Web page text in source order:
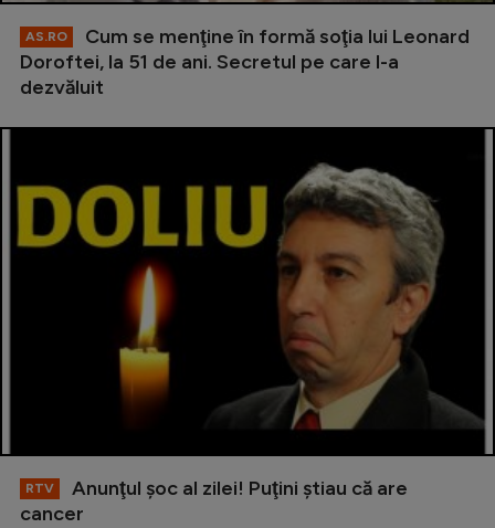
AS.RO
Cum se menţine în formă soţia lui Leonard
Doroftei, la 51 de ani. Secretul pe care l-a
dezvăluit
RTV
Anunţul şoc al zilei! Puţini ştiau că are
cancer